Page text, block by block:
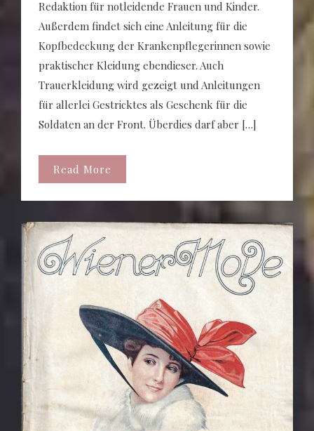
Redaktion für notleidende Frauen und Kinder.
Außerdem findet sich eine Anleitung für die
Kopfbedeckung der Krankenpflegerinnen sowie
praktischer Kleidung ebendieser. Auch
Trauerkleidung wird gezeigt und Anleitungen
für allerlei Gestricktes als Geschenk für die
Soldaten an der Front. Überdies darf aber […]
Read More